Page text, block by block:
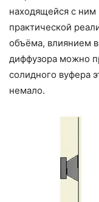
находящейся с ним
практической
объёма, влиянием
диффузора можно
солидного вуфера
немало.